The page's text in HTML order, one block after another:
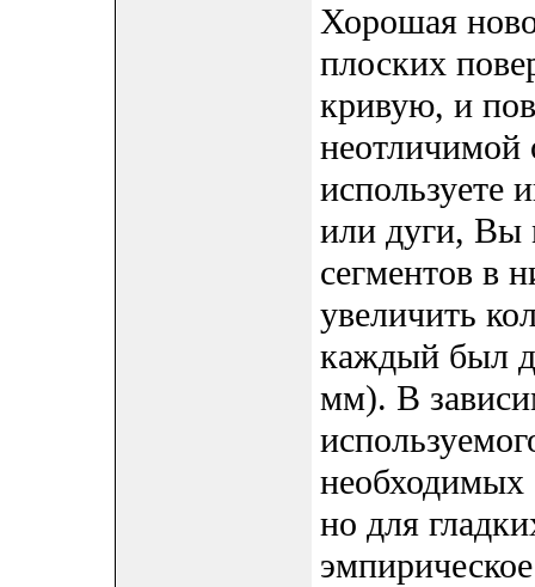
Хорошая
плоских
кривую, и
неотличимой
используете
или дуги, Вы
сегментов в
увеличить
каждый был
мм). В
необходимых
но для